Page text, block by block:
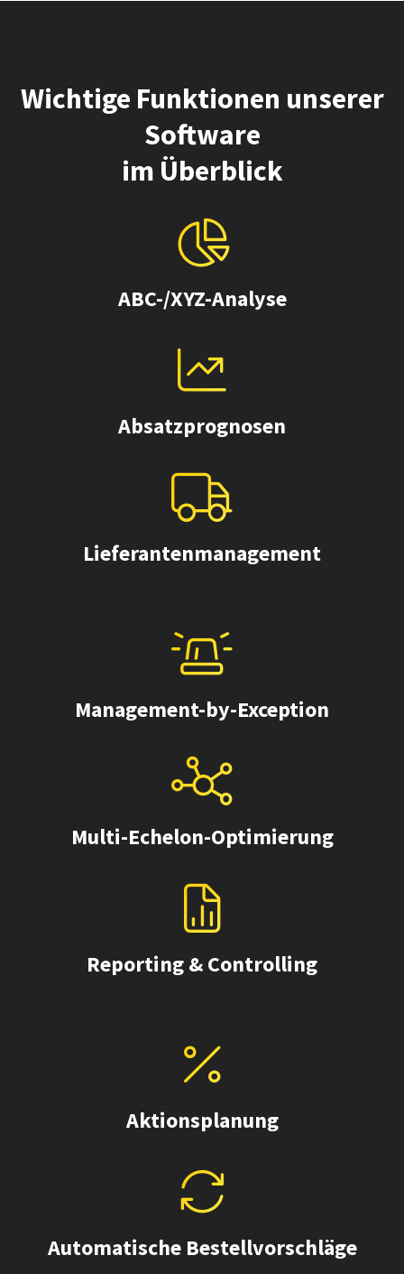
Wichtige Funktionen unserer
Software
im Überblick
ABC-/XYZ-Analyse
Absatzprognosen
Lieferantenmanagement
Management-by-Exception
Multi-Echelon-Optimierung
Reporting & Controlling
Aktionsplanung
Automatische Bestellvorschläge